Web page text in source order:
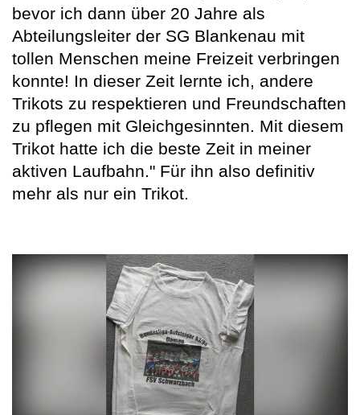
bevor ich dann über 20 Jahre als
Abteilungsleiter der SG Blankenau mit
tollen Menschen meine Freizeit verbringen
konnte! In dieser Zeit lernte ich, andere
Trikots zu respektieren und Freundschaften
zu pflegen mit Gleichgesinnten. Mit diesem
Trikot hatte ich die beste Zeit in meiner
aktiven Laufbahn." Für ihn also definitiv
mehr als nur ein Trikot.